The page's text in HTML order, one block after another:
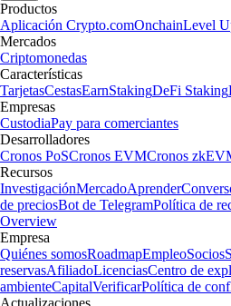
Productos
Aplicación Crypto.comOnchainLevel
Mercados
Criptomonedas
Características
TarjetasCestasEarnStakingDeFi Staking
Empresas
CustodiaPay para comerciantes
Desarrolladores
Cronos PoSCronos EVMCronos
Recursos
InvestigaciónMercadoAprender
de preciosBot de TelegramPolítica de
Overview
Empresa
Quiénes somosRoadmapEmpleoSocios
reservasAfiliadoLicenciasCentro de
ambienteCapitalVerificarPolítica de
Actualizaciones